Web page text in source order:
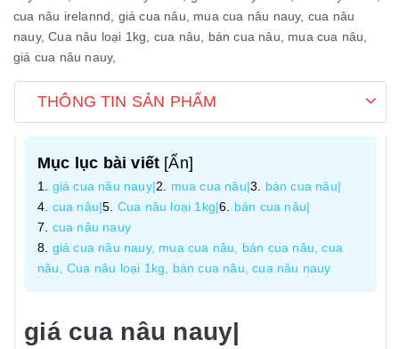
cua nâu irelannd, giá cua nâu, mua cua nâu nauy, cua nâu
nauy,Cua nâu loại 1kg, cua nâu, bán cua nâu, mua cua nâu,
giá cua nâu nauy,
THÔNG TIN SẢN PHẨM
Mục lục bài viết [Ẩn]
giá cua nâu nauy| mua cua nâu|
bán cua nâu|
cua nâu|
Cua nâu loại 1kg|
bán cua nâu|
cua nâu nauy
giá cua nâu nauy, mua cua nâu, bán cua nâu, cua
nâu, Cua nâu loại 1kg, bán cua nâu, cua nâu nauy
giá cua nâu nauy|